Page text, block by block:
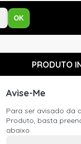
OK
PRODUTO
Avise-Me
Para ser avisado da
Produto, basta
abaixo.